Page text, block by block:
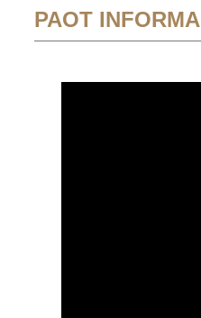
PAOT INFORMA